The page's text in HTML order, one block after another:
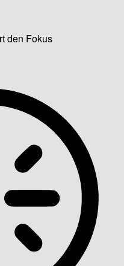
den Fokus